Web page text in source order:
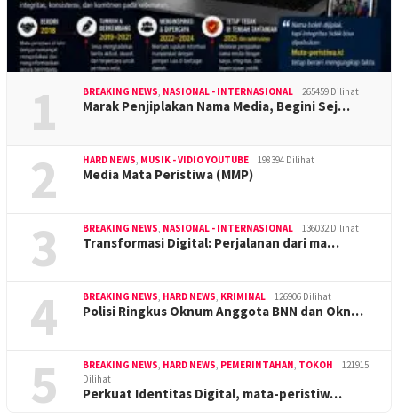
1 BREAKING NEWS NASIONAL - INTERNASIONAL 265459 Dilihat
Marak Penjiplakan Nama Media, Begini Sej…
2 HARD NEWS MUSIK - VIDIO YOUTUBE 198394 Dilihat
Media Mata Peristiwa (MMP)
3 BREAKING NEWS NASIONAL - INTERNASIONAL 136032 Dilihat
Transformasi Digital: Perjalanan dari ma…
4 BREAKING NEWS HARD NEWS KRIMINAL 126906 Dilihat
Polisi Ringkus Oknum Anggota BNN dan Okn…
5 BREAKING NEWS HARD NEWS PEMERINTAHAN TOKOH
121915
Dilihat
Perkuat Identitas Digital, mata-peristiw…